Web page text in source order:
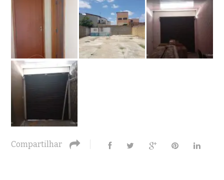
Compartilhar